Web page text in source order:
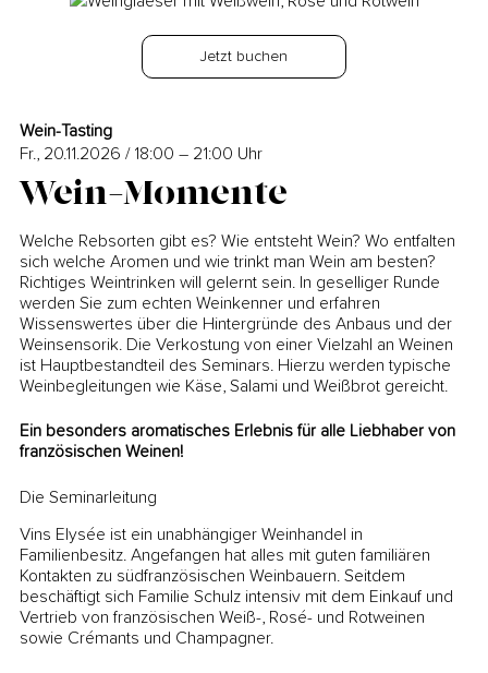
Exact matches only
Jetzt buchen
Wein-Tasting
Fr., 20.11.2026 / 18:00 – 21:00 Uhr
Wein-Momente
Welche Rebsorten gibt es? Wie entsteht Wein? Wo entfalten
sich welche Aromen und wie trinkt man Wein am besten?
Richtiges Weintrinken will gelernt sein. In geselliger Runde
werden Sie zum echten Weinkenner und erfahren
Wissenswertes über die Hintergründe des Anbaus und der
Weinsensorik. Die Verkostung von einer Vielzahl an Weinen
ist Hauptbestandteil des Seminars. Hierzu werden typische
Weinbegleitungen wie Käse, Salami und Weißbrot gereicht.
Ein besonders aromatisches Erlebnis für alle Liebhaber von
französischen Weinen!
Die Seminarleitung
Vins Elysée ist ein unabhängiger Weinhandel in
Familienbesitz. Angefangen hat alles mit guten familiären
Kontakten zu südfranzösischen Weinbauern. Seitdem
beschäftigt sich Familie Schulz intensiv mit dem Einkauf und
Vertrieb von französischen Weiß-, Rosé- und Rotweinen
sowie Crémants und Champagner.